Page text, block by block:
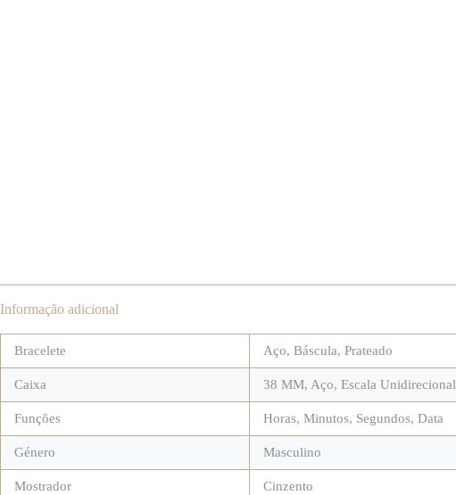
Informação adicional
Bracelete Aço, Báscula, Prateado
Caixa 38 MM, Aço, Escala Unidirecional
Funções Horas, Minutos, Segundos, Data
Género Masculino
Mostrador Cinzento